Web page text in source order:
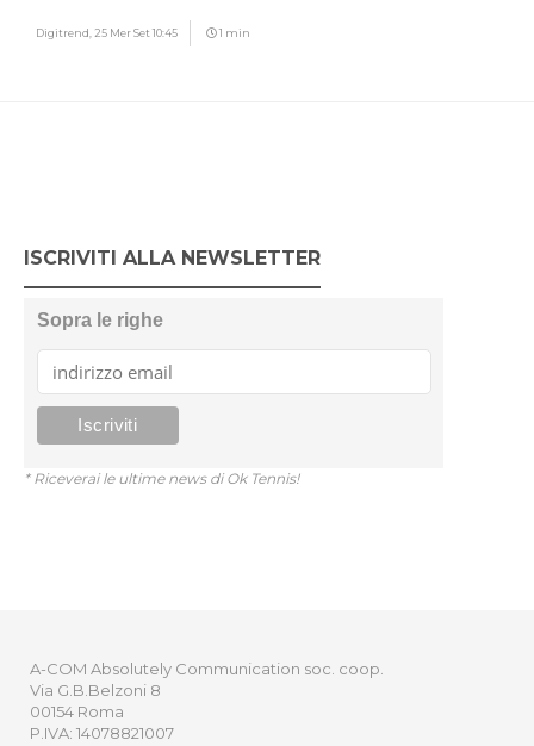
Digitrend, 25 Mer Set 10:45 1 min
ISCRIVITI ALLA NEWSLETTER
Sopra le righe
* Riceverai le ultime news di Ok Tennis!
A-COM Absolutely Communication soc. coop.
Via G.B.Belzoni 8
00154 Roma
P.IVA: 14078821007